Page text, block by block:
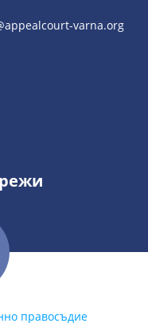
varna.org
правосъдие